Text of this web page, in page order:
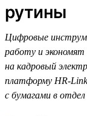
рутины
Цифровые
работу и
на кадровый
платформу HR-
с бумагами в